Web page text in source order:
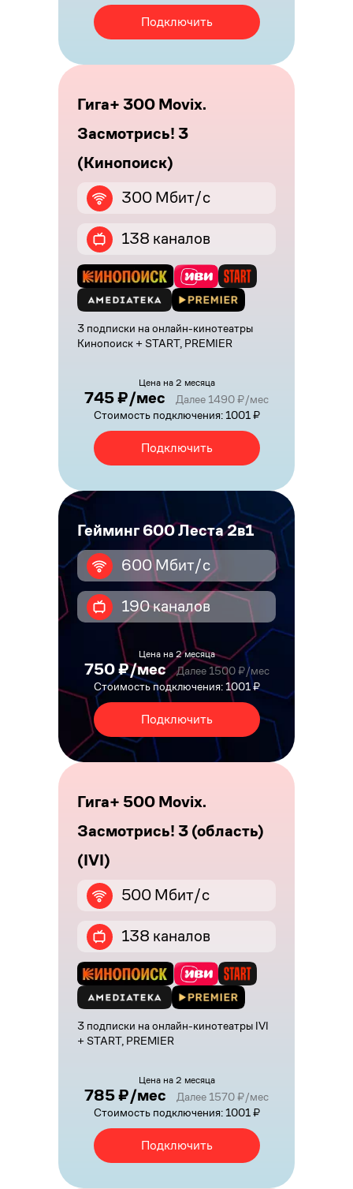
Подключить
Гига+ 300 Movix.
Засмотрись! 3
(Кинопоиск)
300 Мбит/с
138 каналов
3 подписки на онлайн-кинотеатры
Кинопоиск + START, PREMIER
Цена на 2 месяца
745 ₽/мес
Далее 1490 ₽/мес
Стоимость подключения: 1001 ₽
Подключить
Гейминг 600 Леста 2в1
600 Мбит/с
190 каналов
Цена на 2 месяца
750 ₽/мес
Далее 1500 ₽/мес
Стоимость подключения: 1001 ₽
Подключить
Гига+ 500 Movix.
Засмотрись! 3 (область)
(IVI)
500 Мбит/с
138 каналов
3 подписки на онлайн-кинотеатры IVI
+ START, PREMIER
Цена на 2 месяца
785 ₽/мес
Далее 1570 ₽/мес
Стоимость подключения: 1001 ₽
Подключить